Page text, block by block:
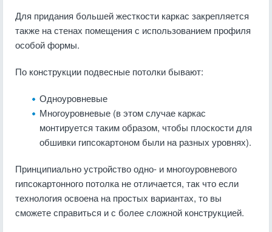
Для придания большей жесткости каркас закрепляется
также на стенах помещения с использованием профиля
особой формы.
По конструкции подвесные потолки бывают:
Одноуровневые
Многоуровневые (в этом случае каркас
монтируется таким образом, чтобы плоскости для
обшивки гипсокартоном были на разных уровнях).
Принципиально устройство одно- и многоуровневого
гипсокартонного потолка не отличается, так что если
технология освоена на простых вариантах, то вы
сможете справиться и с более сложной конструкцией.